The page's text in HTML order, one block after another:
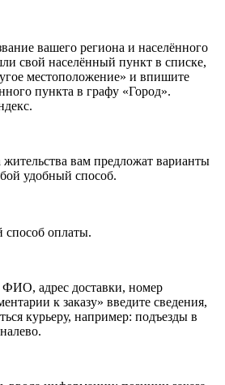
вашего региона и населённого
свой населённый пункт в списке,
местоположение» и впишите
пункта в графу «Город».
вам предложат варианты
удобный способ.
оплаты.
ФИО, адрес доставки, номер
к заказу» введите сведения,
курьеру, например: подъезды в